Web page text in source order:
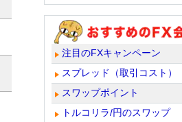
注目のFXキャンペーン
スプレッド（取引コスト）
スワップポイント
トルコリラ/円のスワップ